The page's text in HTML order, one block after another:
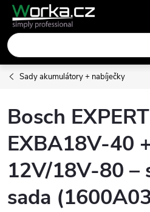
Přejít
obsah
Sady akumulátory + nabíječky
Bosch
EXBA18V-40
12V/18V-80 –
sada